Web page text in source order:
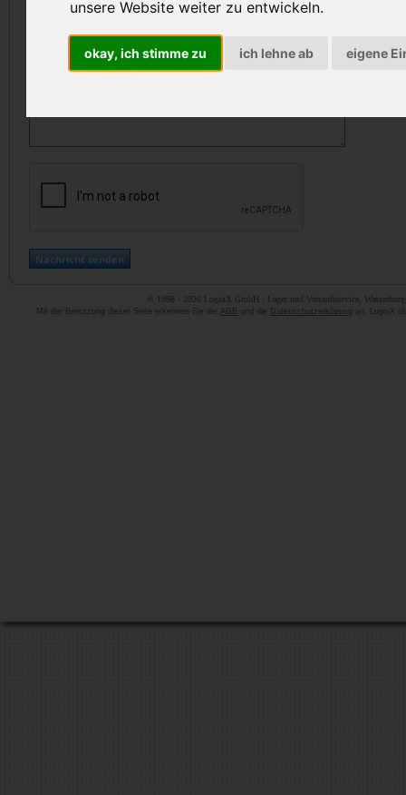
unsere Website weiter zu entwickeln.
okay, ich stimme zu ich lehne ab eigene
© 1998 - 2026 LogoiX GmbH - Lager und Versandservice,
Mit der Benutzung dieser Seite erkennen Sie dieAGB und die Datenschutzerklärung an. LogoiX